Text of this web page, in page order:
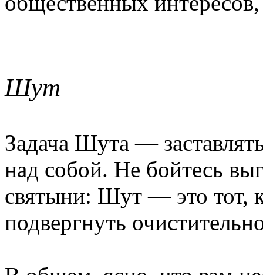
Шут
Задача Шута —
над собой. Не бойтесь
святыни: Шут — это тот,
подвергнуть